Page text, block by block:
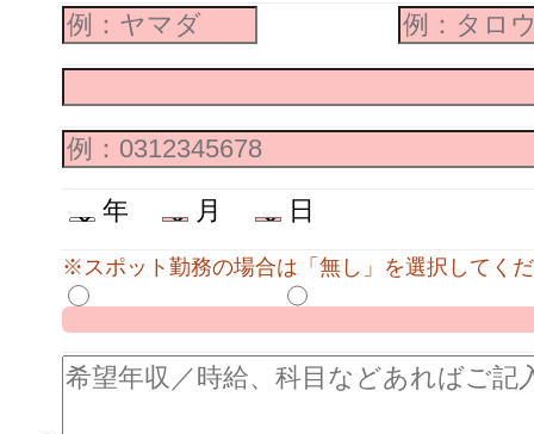
年 月 日
※スポット勤務の場合は「無し」を選択してく